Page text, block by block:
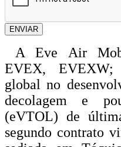
ENVIAR
A Eve Air
EVEX,
global no
decolagem e
(eVTOL) de
segundo contrato